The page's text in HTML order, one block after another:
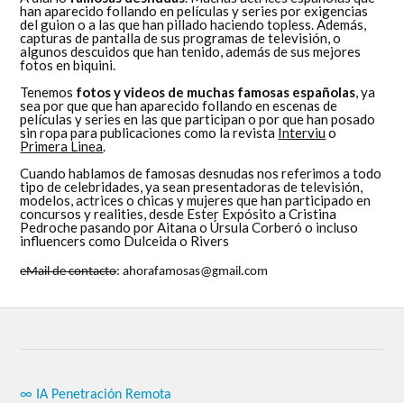
han aparecido follando en películas y series por exigencias
del guion o a las que han pillado haciendo topless. Además,
capturas de pantalla de sus programas de televisión, o
algunos descuidos que han tenido, además de sus mejores
fotos en biquini.
Tenemos fotos y videos de muchas famosas españolas, ya
sea por que que han aparecido follando en escenas de
películas y series en las que participan o por que han posado
sin ropa para publicaciones como la revista Interviu o
Primera Linea.
Cuando hablamos de famosas desnudas nos referimos a todo
tipo de celebridades, ya sean presentadoras de televisión,
modelos, actrices o chicas y mujeres que han participado en
concursos y realities, desde Ester Expósito a Cristina
Pedroche pasando por Aitana o Úrsula Corberó o incluso
influencers como Dulceida o Rivers
eMail de contacto: ahorafamosas@gmail.com
∞ IA Penetración Remota